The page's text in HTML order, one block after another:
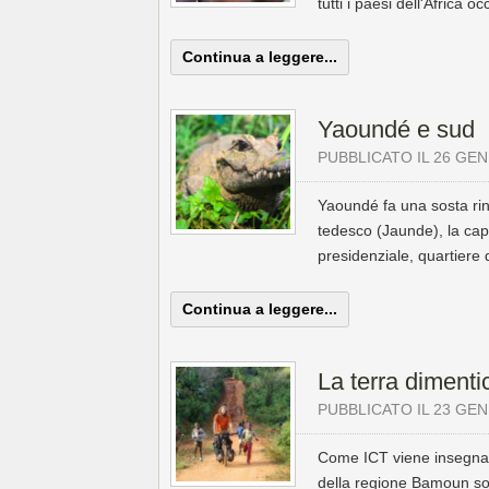
Continua a leggere...
Yaoundé e sud
PUBBLICATO IL 26
Yaoundé fa una sosta
tedesco (Jaunde), la
presidenziale, quartiere
Continua a leggere...
La terra
PUBBLICATO IL 23
Come ICT viene
della regione Bamoun